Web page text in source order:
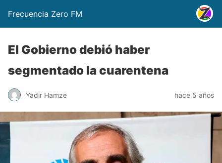
Frecuencia Zero FM
El Gobierno debió haber
segmentado la cuarentena
Yadir Hamze hace 5 años